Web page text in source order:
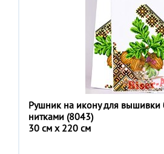
Рушник на икону для вышивки
нитками (8043)
30 см x 220 см